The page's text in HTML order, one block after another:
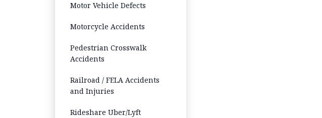
Motor Vehicle Defects
Motorcycle Accidents
Pedestrian Crosswalk
Accidents
Railroad / FELA Accidents
and Injuries
Rideshare Uber/Lyft